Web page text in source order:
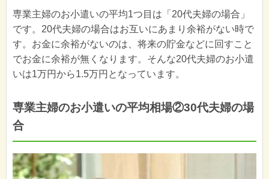
専業主婦のお小遣いの平均1つ目は「20代夫婦の場合」
です。20代夫婦の場合はお互いにあまり余裕がない時で
す。お金に余裕がないのは、将来の貯金などに回すこと
でお金に余裕が無くなります。そんな20代夫婦のお小遣
いは1万円から1.5万円となっています。
専業主婦のお小遣いの平均相場②30代夫婦の場
合